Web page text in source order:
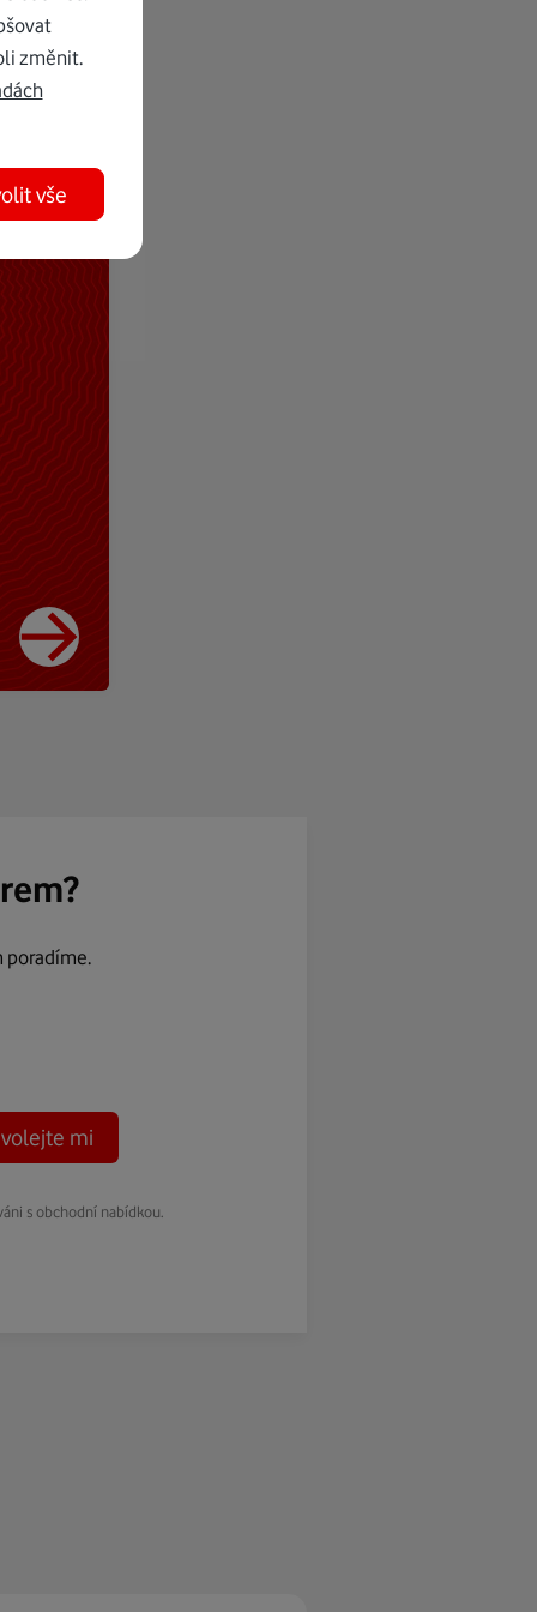
poradíme.
mi
s obchodní nabídkou.
změnit.
vše